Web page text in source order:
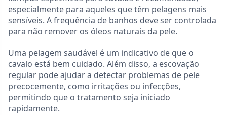
especialmente para aqueles que têm pelagens mais
sensíveis. A frequência de banhos deve ser controlada
para não remover os óleos naturais da pele.
Uma pelagem saudável é um indicativo de que o
cavalo está bem cuidado. Além disso, a escovação
regular pode ajudar a detectar problemas de pele
precocemente, como irritações ou infecções,
permitindo que o tratamento seja iniciado
rapidamente.